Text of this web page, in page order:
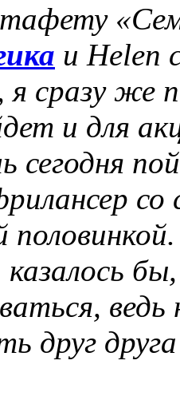
и Helen
я сразу же
и для
сегодня
со
половинкой.
друг